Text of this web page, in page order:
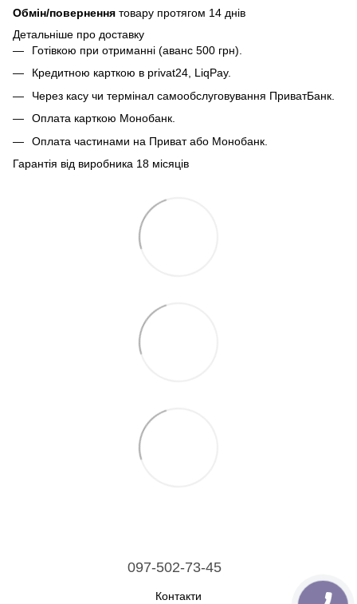
Обмін/повернення товару протягом 14 днів
Детальніше про доставку
Готівкою при отриманні (аванс 500 грн).
Кредитною карткою в privat24, LiqPay.
Через касу чи термінал самообслуговування ПриватБанк.
Оплата карткою Монобанк.
Оплата частинами на Приват або Монобанк.
Гарантія від виробника 18 місяців
097-502-73-45
Контакти